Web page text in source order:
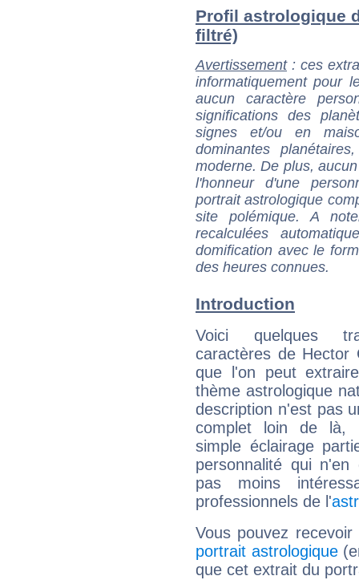
Profil astrologique
filtré)
Avertissement: ces
informatiquement pour
aucun caractère
significations des
signes et/ou en
dominantes
moderne. De plus,
l'honneur d'une
portrait astrologique
site polémique. A
recalculées
domification avec le
des heures connues.
Introduction
Voici quelques
caractères de Hector
que l'on peut
thème astrologique
description n'est pas
complet loin de là,
simple éclairage
personnalité qui n'en
pas moins
professionnels de l'
Vous pouvez
portrait astrologique
que cet extrait du